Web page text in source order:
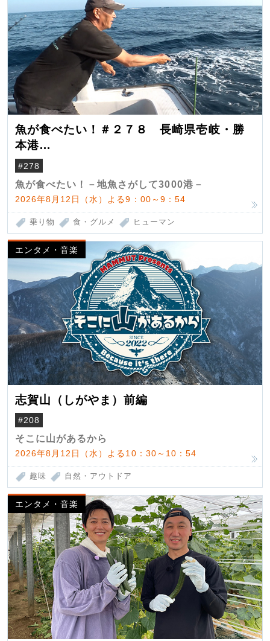
魚が食べたい！＃２７８ 長崎県壱岐・勝
本港
（クロマグロ）
#278
魚が食べたい！－地魚さがして3000港－
2026年8月12日（水）よる9：00～9：54
乗り物 食・グルメ ヒューマン
エンタメ・音楽
志賀山（しがやま）前編
#208
そこに山があるから
2026年8月12日（水）よる10：30～10：54
趣味 自然・アウトドア
エンタメ・音楽